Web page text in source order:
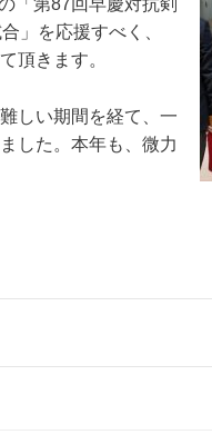
「第87回早慶対抗剣
」を応援すべく、
頂きます。
しい期間を経て、一
した。本年も、微力